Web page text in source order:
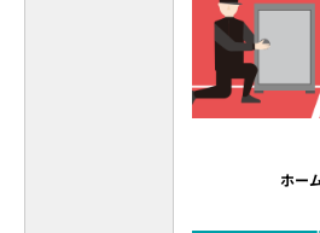
ホー